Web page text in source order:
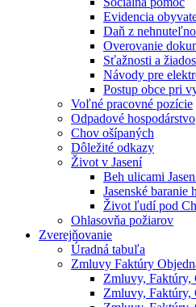
Evidencia
Daň z
Overovanie
Sťažnosti a
Návody pre
Postup obce pri
Voľné pracovné pozície
Odpadové hospodárstvo
Chov ošípaných
Dôležité odkazy
Život v Jasení
Beh ulicami
Jasenské baranie
Život ľudí pod
Ohlasovňa požiarov
Zverejňovanie
Úradná tabuľa
Zmluvy Faktúry
Zmluvy, Faktúry,
Zmluvy, Faktúry,